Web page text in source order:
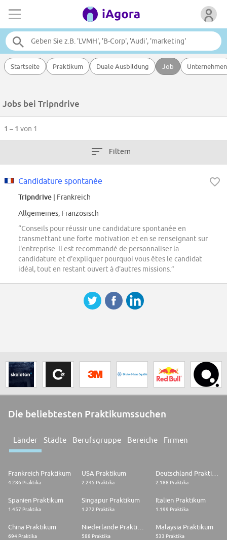
Startseite Praktikum Duale Ausbildung Job Unternehmen
Jobs bei Tripndrive
1 – 1 von 1
Filtern
Candidature spontanée
Tripndrive | Frankreich
Allgemeines, Französisch
“Conseils pour réussir une candidature spontanée en
transmettant une forte motivation et en se renseignant sur
l'entreprise. Il est recommandé de personnaliser la
candidature et d'expliquer pourquoi vous êtes le candidat
idéal, tout en restant ouvert à d'autres missions.”
Die beliebtesten Praktikumssuchen
Länder Städte Berufsgruppe Bereiche Firmen
Frankreich Praktikum
4.286 Praktika
USA Praktikum
2.245 Praktika
Deutschland Praktikum
2.188 Praktika
Spanien Praktikum
1.457 Praktika
Singapur Praktikum
1.272 Praktika
Italien Praktikum
1.199 Praktika
China Praktikum
694 Praktika 588 Praktika
Malaysia Praktikum
533 Praktika